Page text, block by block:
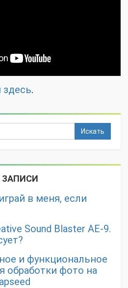
здесь.
Искать
в меня, если
Sound Blaster AE-9.
и функциональное
обработки фото на